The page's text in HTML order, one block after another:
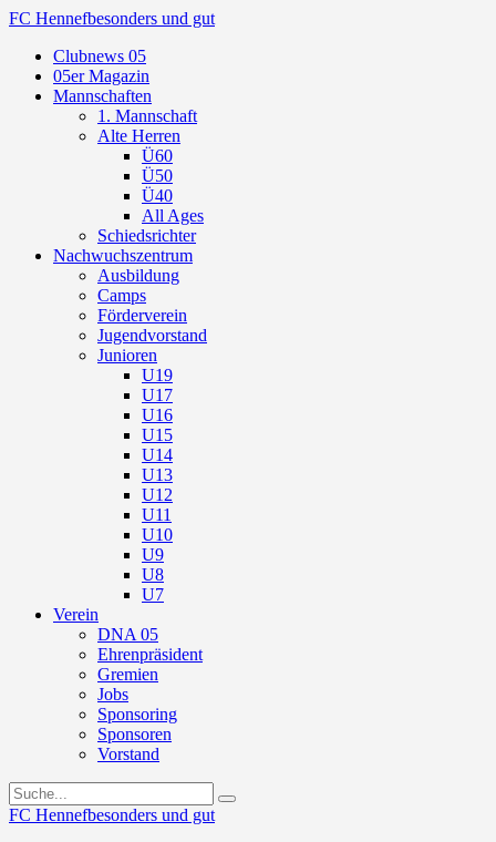
FC Hennefbesonders und gut
Clubnews 05
05er Magazin
Mannschaften
1. Mannschaft
Alte Herren
Ü60
Ü50
Ü40
All Ages
Schiedsrichter
Nachwuchszentrum
Ausbildung
Camps
Förderverein
Jugendvorstand
Junioren
U19
U17
U16
U15
U14
U13
U12
U11
U10
U9
U8
U7
Verein
DNA 05
Ehrenpräsident
Gremien
Jobs
Sponsoring
Sponsoren
Vorstand
FC Hennefbesonders und gut